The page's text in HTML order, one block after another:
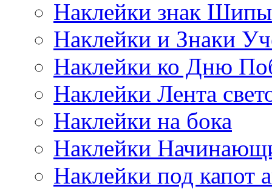
Наклейки знак Шипы
Наклейки и Знаки
Наклейки ко Дню
Наклейки Лента
Наклейки на бока
Наклейки
Наклейки под капот